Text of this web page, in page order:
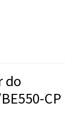
do
CP